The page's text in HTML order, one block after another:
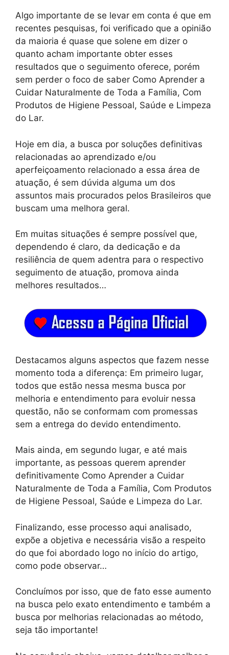
Algo importante de se levar em conta é que em
recentes pesquisas, foi verificado que a opinião
da maioria é quase que solene em dizer o
quanto acham importante obter esses
resultados que o seguimento oferece, porém
sem perder o foco de saber Como Aprender a
Cuidar Naturalmente de Toda a Família, Com
Produtos de Higiene Pessoal, Saúde e Limpeza
do Lar.
Hoje em dia, a busca por soluções definitivas
relacionadas ao aprendizado e/ou
aperfeiçoamento relacionado a essa área de
atuação, é sem dúvida alguma um dos
assuntos mais procurados pelos Brasileiros que
buscam uma melhora geral.
Em muitas situações é sempre possível que,
dependendo é claro, da dedicação e da
resiliência de quem adentra para o respectivo
seguimento de atuação, promova ainda
melhores resultados…
Destacamos alguns aspectos que fazem nesse
momento toda a diferença: Em primeiro lugar,
todos que estão nessa mesma busca por
melhoria e entendimento para evoluir nessa
questão, não se conformam com promessas
sem a entrega do devido entendimento.
Mais ainda, em segundo lugar, e até mais
importante, as pessoas querem aprender
definitivamente Como Aprender a Cuidar
Naturalmente de Toda a Família, Com Produtos
de Higiene Pessoal, Saúde e Limpeza do Lar.
Finalizando, esse processo aqui analisado,
expõe a objetiva e necessária visão a respeito
do que foi abordado logo no início do artigo,
como pode observar…
Concluímos por isso, que de fato esse aumento
na busca pelo exato entendimento e também a
busca por melhorias relacionadas ao método,
seja tão importante!